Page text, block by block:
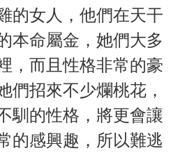
的女人，他們在天干
本命屬金，她們大多
，而且性格非常的豪
們招來不少爛桃花，
馴的性格，將更會讓
的感興趣，所以難逃